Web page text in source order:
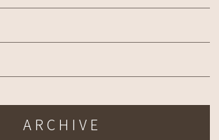
ARCHIVE